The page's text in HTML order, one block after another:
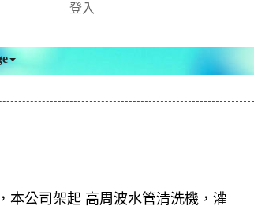
登入
本公司架起 高周波水管清洗機，灌